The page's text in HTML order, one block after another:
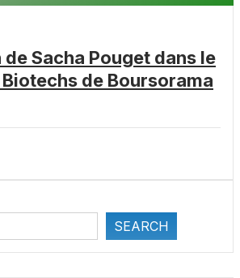
Sacha Pouget dans le
de Boursorama
SEARCH